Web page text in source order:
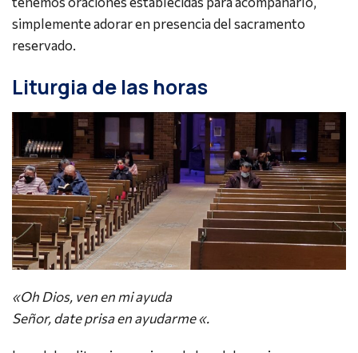
simplemente adorar en presencia del sacramento
reservado.
Liturgia de las horas
«Oh Dios, ven en mi ayuda
Señor, date prisa en ayudarme «.